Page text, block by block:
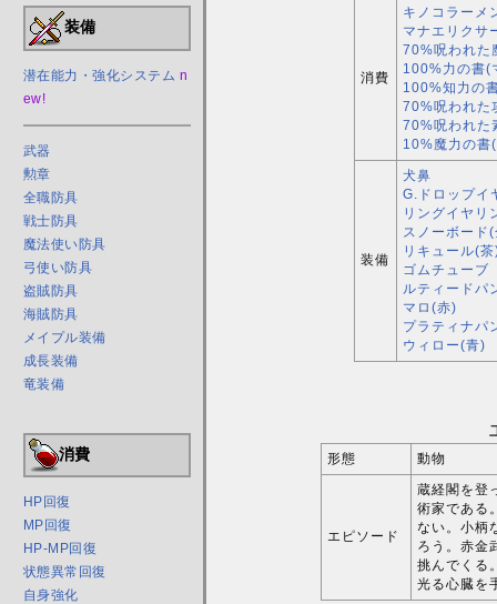
装備
潜在能力・強化システム n
ew!
武器
勲章
全職防具
戦士防具
魔法使い防具
弓使い防具
盗賊防具
海賊防具
メイプル装備
成長装備
竜装備
消費
HP回復
MP回復
HP-MP回復
状態異常回復
自身強化
消費
キノコラーメ
マナエリクサ
70%呪われた
100%力の書(
100%知力の
70%呪われた
70%呪われた
10%魔力の書
装備
犬鼻
G.ドロップイ
リングイヤリ
スノーボード
リキュール(
ゴムチューブ
ルティードパ
マロ(赤)
プラティナパ
ウィロー(青)
形態 動物
エピソード
蔵経閣を登
術家である
ない。小柄
ろう。赤金
挑んでくる
光る心臓を